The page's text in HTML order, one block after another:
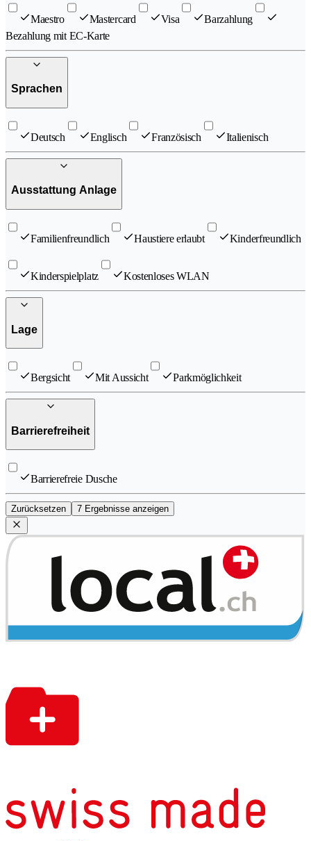
Maestro Mastercard Visa
Barzahlung
Bezahlung mit EC-Karte
Sprachen
Deutsch Englisch Französisch Italienisch
Ausstattung Anlage
Familienfreundlich Haustiere erlaubt Kinderfreundlich
Kinderspielplatz Kostenloses WLAN
Lage
Bergsicht Mit Aussicht Parkmöglichkeit
Barrierefreiheit
Barrierefreie Dusche
Zurücksetzen 7 Ergebnisse anzeigen